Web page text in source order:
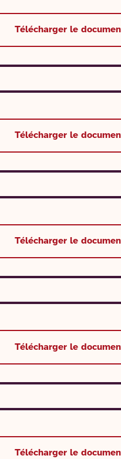
Télécharger le
Télécharger le
Télécharger le
Télécharger le
Télécharger le